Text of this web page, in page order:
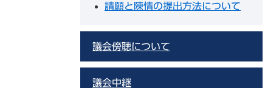
請願と陳情の提出方法について
議会傍聴について
議会中継